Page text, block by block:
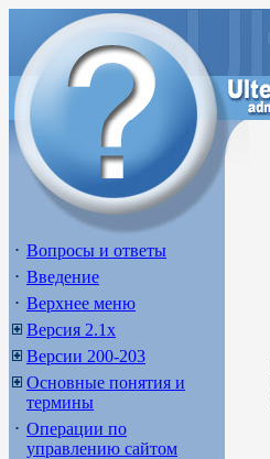
Вопросы и ответы
Введение
Верхнее меню
Версия 2.1х
Версии 200-203
Основные понятия и
термины
Операции по
управлению сайтом